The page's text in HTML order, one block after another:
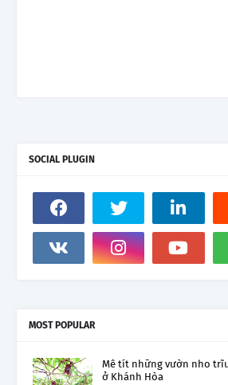
SOCIAL PLUGIN
MOST POPULAR
Mê tít những vườn nho
ở Khánh Hòa